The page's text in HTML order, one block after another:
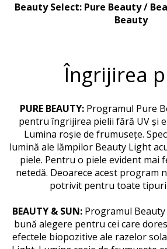
Beauty Select: Pure Beauty /
Beauty
Îngrijirea
PURE BEAUTY: Programul Pure
pentru îngrijirea pielii fără UV și
Lumina roșie de frumusețe.
lumină ale lămpilor Beauty Light
piele. Pentru o piele evident mai
netedă. Deoarece acest program
potrivit pentru toate
BEAUTY & SUN: Programul Beauty
bună alegere pentru cei care
efectele biopozitive ale razelor